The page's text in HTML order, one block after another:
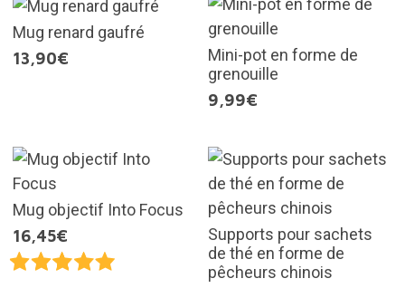
Mug renard gaufré
13,90€
Mini-pot en forme de
grenouille
9,99€
Mug objectif Into Focus
16,45€
Supports pour sachets
de thé en forme de
pêcheurs chinois